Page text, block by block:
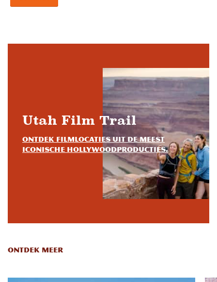
Utah Film Trail
Ontdek filmlocaties uit de meest
iconische Hollywoodproducties.
ONTDEK MEER